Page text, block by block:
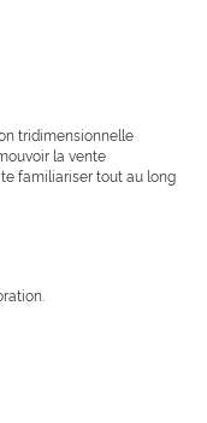
tridimensionnelle
la vente
familiariser tout au long